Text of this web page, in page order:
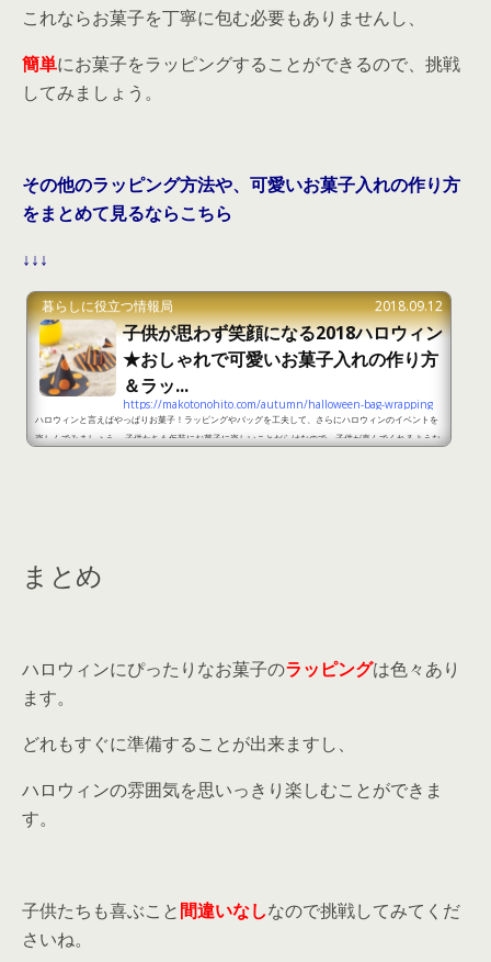
これならお菓子を丁寧に包む必要もありませんし、
簡単にお菓子をラッピングすることができるので、挑戦
してみましょう。
その他のラッピング方法や、可愛いお菓子入れの作り方
をまとめて見るならこちら
↓↓↓
暮らしに役立つ情報局 2018.09.12
子供が思わず笑顔になる2018ハロウィン
★おしゃれで可愛いお菓子入れの作り方
＆ラッ...
https://makotonohito.com/autumn/halloween-bag-wrapping
ハロウィンと言えばやっぱりお菓子！ラッピングやバッグを工夫して、さらにハロウィンのイベントを
楽しんでみましょう。 子供たちも仮装にお菓子に楽しいことだらけなので、子供が喜んでくれるような
まとめ
ハロウィンにぴったりなお菓子のラッピングは色々あり
ます。
どれもすぐに準備することが出来ますし、
ハロウィンの雰囲気を思いっきり楽しむことができま
す。
子供たちも喜ぶこと間違いなしなので挑戦してみてくだ
さいね。